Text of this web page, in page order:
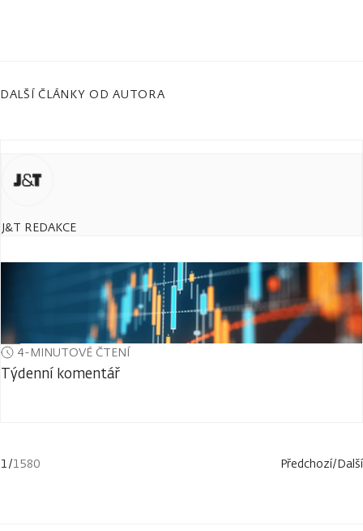
DALŠÍ ČLÁNKY OD AUTORA
J&T REDAKCE
4-MINUTOVÉ ČTENÍ
Týdenní komentář
1/1580 Předchozí/Další